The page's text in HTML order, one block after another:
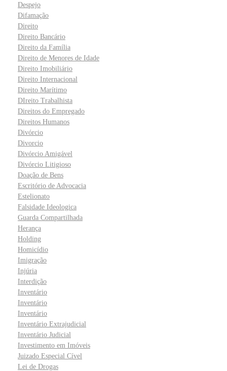
Despejo
Difamação
Direito
Direito Bancário
Direito da Família
Direito de Menores de Idade
Direito Imobiliário
Direito Internacional
Direito Marítimo
DIreito Trabalhista
Direitos do Empregado
Direitos Humanos
Divórcio
Divorcio
Divórcio Amigável
Divórcio Litigioso
Doação de Bens
Escritório de Advocacia
Estelionato
Falsidade Ideologica
Guarda Compartilhada
Herança
Holding
Homicídio
Imigração
Injúria
Interdição
Inventário
Inventário
Inventário
Inventário Extrajudicial
Inventário Judicial
Investimento em Imóveis
Juizado Especial Cível
Lei de Drogas